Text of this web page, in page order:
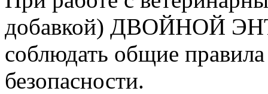
добавкой) ДВОЙНОЙ
соблюдать общие
безопасности.